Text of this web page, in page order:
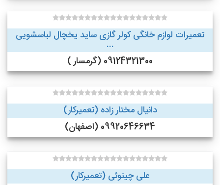
تعمیرات لوازم خانگی کولر گازی ساید یخچال لباسشویی
...
09124321300 (گرمسار )
دانیال مختار زاده (تعمیرکار)
09920646634 (اصفهان)
علی چینوئی (تعمیرکار)